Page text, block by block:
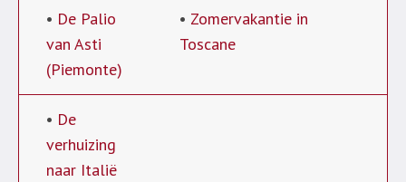
• De Palio
van Asti
(Piemonte)
• Zomervakantie in
Toscane
• De
verhuizing
naar Italië